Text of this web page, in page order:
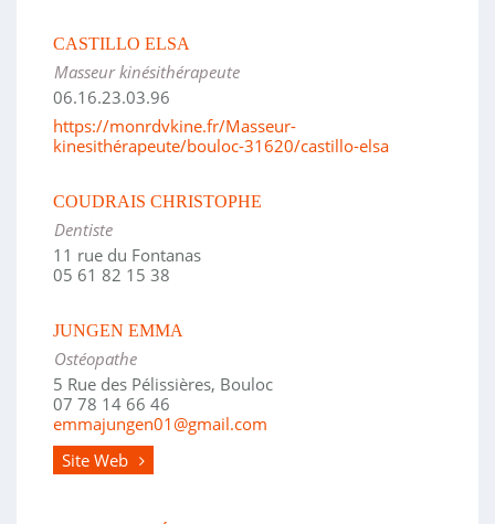
CASTILLO ELSA
Masseur kinésithérapeute
06.16.23.03.96
https://monrdvkine.fr/Masseur-
kinesithérapeute/bouloc-31620/castillo-elsa
COUDRAIS CHRISTOPHE
Dentiste
11 rue du Fontanas
05 61 82 15 38
JUNGEN EMMA
Ostéopathe
5 Rue des Pélissières, Bouloc
07 78 14 66 46
emmajungen01@gmail.com
Site Web